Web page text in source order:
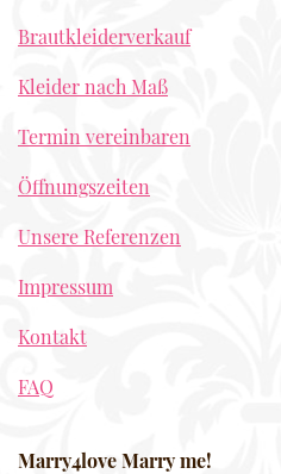
Brautkleiderverkauf
Kleider nach Maß
Termin vereinbaren
Öffnungszeiten
Unsere Referenzen
Impressum
Kontakt
FAQ
Marry4love Marry me!